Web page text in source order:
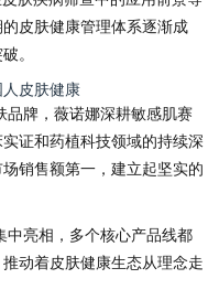
皮肤健康管理体系逐渐成
。
皮肤健康
品牌，薇诺娜深耕敏感肌赛
证和药植科技领域的持续深
销售额第一，建立起坚实的
中亮相，多个核心产品线都
动着皮肤健康生态从理念走